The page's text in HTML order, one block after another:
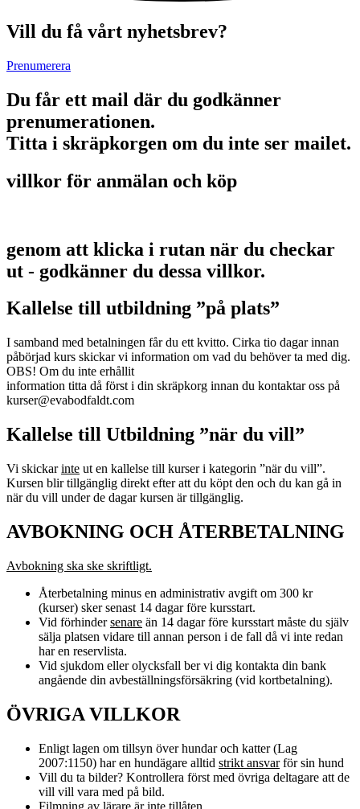
Vill du få vårt nyhetsbrev?
Prenumerera
Du får ett mail där du godkänner
prenumerationen.
Titta i skräpkorgen om du inte ser mailet.
villkor för anmälan och köp
genom att klicka i rutan när du checkar
ut - godkänner du dessa villkor.
Kallelse till utbildning ”på plats”
I samband med betalningen får du ett kvitto. Cirka tio dagar innan
påbörjad kurs skickar vi information om vad du behöver ta med dig.
OBS! Om du inte erhållit
information titta då först i din skräpkorg innan du kontaktar oss på
kurser@evabodfaldt.com
Kallelse till Utbildning ”när du vill”
Vi skickarinte ut en kallelse till kurser i kategorin ”när du vill”.
Kursen blir tillgänglig direkt efter att du köpt den och du kan gå in
när du vill under de dagar kursen är tillgänglig.
AVBOKNING OCH ÅTERBETALNING
Avbokning ska ske skriftligt.
Återbetalning minus en administrativ avgift om 300 kr
(kurser) sker senast 14 dagar före kursstart.
Vid förhindersenare än 14 dagar före kursstart måste du själv
sälja platsen vidare till annan person i de fall då vi inte redan
har en reservlista.
Vid sjukdom eller olycksfall ber vi dig kontakta din bank
angående din avbeställningsförsäkring (vid kortbetalning).
ÖVRIGA VILLKOR
Enligt lagen om tillsyn över hundar och katter (Lag
2007:1150) har en hundägare alltid strikt ansvarför sin hund
Vill du ta bilder? Kontrollera först med övriga deltagare att de
vill vill vara med på bild.
Filmning av lärare är inte tillåten.